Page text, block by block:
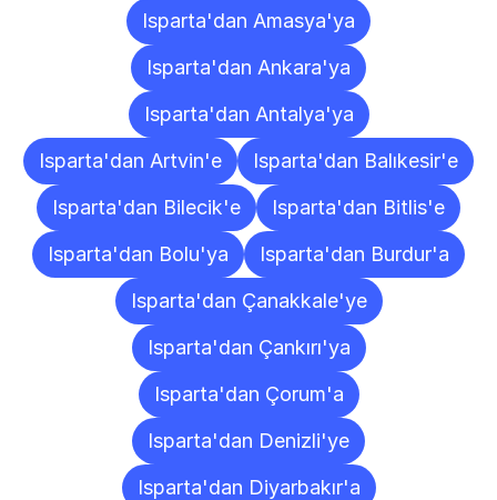
Isparta'dan Amasya'ya
Isparta'dan Ankara'ya
Isparta'dan Antalya'ya
Isparta'dan Artvin'e
Isparta'dan Balıkesir'e
Isparta'dan Bilecik'e
Isparta'dan Bitlis'e
Isparta'dan Bolu'ya
Isparta'dan Burdur'a
Isparta'dan Çanakkale'ye
Isparta'dan Çankırı'ya
Isparta'dan Çorum'a
Isparta'dan Denizli'ye
Isparta'dan Diyarbakır'a